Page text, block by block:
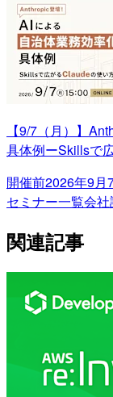
【9/7（月）】
具体例ーSkillsで
開催前2026年9月
セミナー一覧会
関連記事